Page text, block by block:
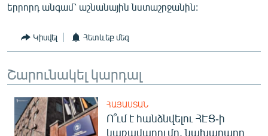
երրորդ անգամ՝ աշնանային նստաշրջանին:
Կիսվել Հետևեք մեզ
Շարունակել կարդալ
ՀԱՅԱՍՏԱՆ
Ո՞ւմ է հանձնվելու ՀԷՑ-ի
կառավարումը. նախարարը